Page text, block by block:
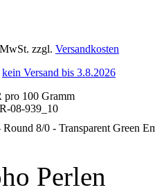
zzgl. Versandkosten
kein Versand bis 3.8.2026
pro 100 Gramm
08-939_10
Perlen